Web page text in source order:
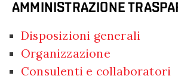
AMMINISTRAZIONE
Disposizioni generali
Organizzazione
Consulenti e collaboratori